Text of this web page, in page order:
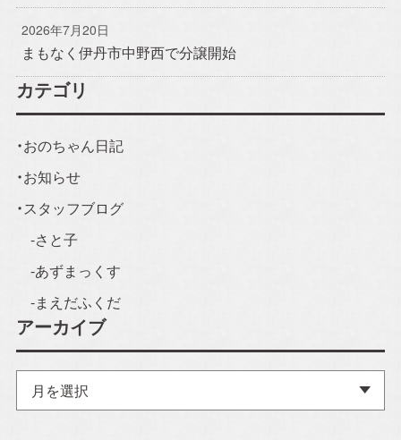
まもなく伊丹市中野西で分譲開始
2026年7月20日
カテゴリ
おのちゃん日記
お知らせ
スタッフブログ
さと子
あずまっくす
まえだふくだ
アーカイブ
ー